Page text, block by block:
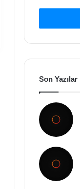
Son Yazılar